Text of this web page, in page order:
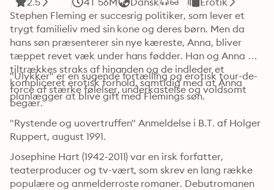
Stephen Fleming er succesrig politiker, som lever et
trygt familieliv med sin kone og deres børn. Men da
hans søn præsenterer sin nye kæreste, Anna, bliver
tæppet revet væk under hans fødder. Han og Anna
tiltrækkes straks af hinanden og de indleder et
kompliceret erotisk forhold, samtidig med at Anna
planlægger at blive gift med Flemings søn.
"Ulykker" er en sugende fortælling og erotisk tour-de-
force af stærke følelser, underkastelse og voldsomt
begær.
"Rystende og uovertruffen" Anmeldelse i B.T. af Holger
Josephine Hart (1942-2011) var en irsk forfatter,
teaterproducer og tv-vært, som skrev en lang række
populære og anmelderroste romaner. Debutromanen